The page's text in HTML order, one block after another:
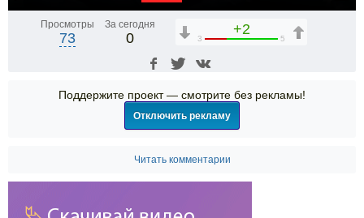
Просмотры
73
За сегодня
0
+2
3 5
Поддержите проект — смотрите без рекламы!
Отключить рекламу
Читать комментарии